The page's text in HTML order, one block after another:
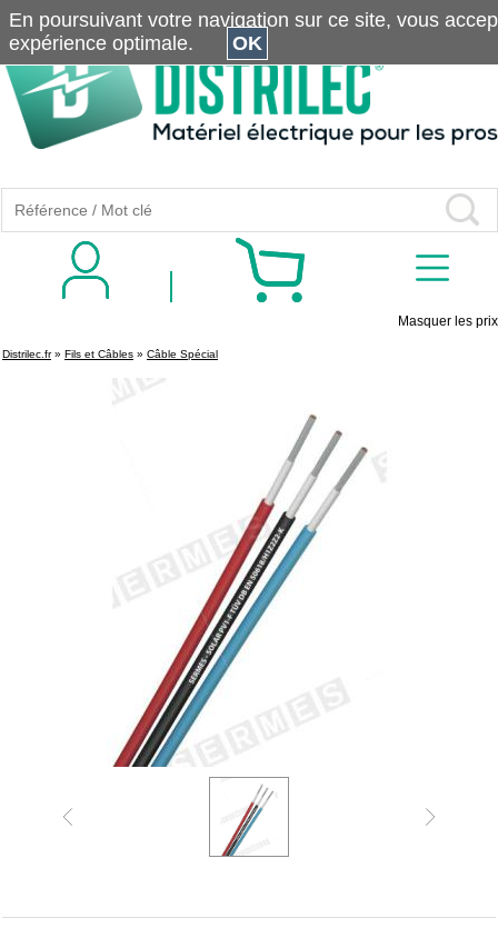
Masquer les prix
Distrilec.fr» Fils et Câbles » Câble Spécial
En poursuivant votre navigation sur ce site, vous
expérience optimale.
OK